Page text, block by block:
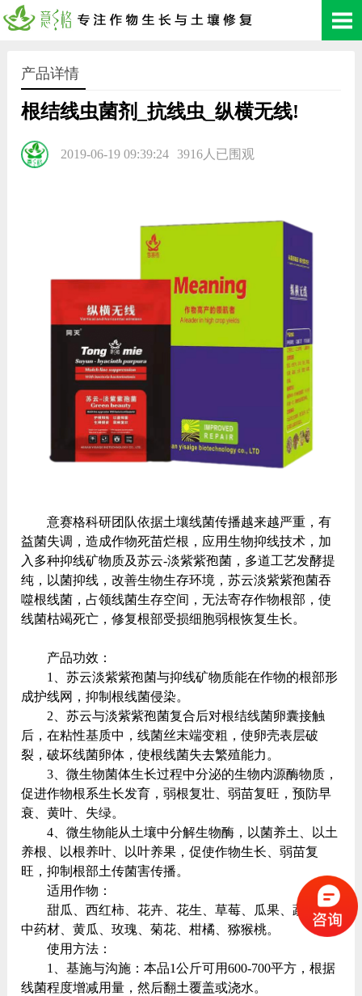
产品详情
根结线虫菌剂_抗线虫_纵横无线!
2019-06-19 09:39:24 3916人已围观
意赛格科研团队依据土壤线菌传播越来越严重，有
益菌失调，造成作物死苗烂根，应用生物抑线技术，加
入多种抑线矿物质及苏云-淡紫紫孢菌，多道工艺发酵提
纯，以菌抑线，改善生物生存环境，苏云淡紫紫孢菌吞
噬根线菌，占领线菌生存空间，无法寄存作物根部，使
线菌枯竭死亡，修复根部受损细胞弱根恢复生长。
产品功效：
1、苏云淡紫紫孢菌与抑线矿物质能在作物的根部形
成护线网，抑制根线菌侵染。
2、苏云与淡紫紫孢菌复合后对根结线菌卵囊接触
后，在粘性基质中，线菌丝末端变粗，使卵壳表层破
裂，破坏线菌卵体，使根线菌失去繁殖能力。
3、微生物菌体生长过程中分泌的生物内源酶物质，
促进作物根系生长发育，弱根复壮、弱苗复旺，预防早
衰、黄叶、失绿。
4、微生物能从土壤中分解生物酶，以菌养土、以土
养根、以根养叶、以叶养果，促使作物生长、弱苗复
旺，抑制根部土传菌害传播。
适用作物：
甜瓜、西红柿、花卉、花生、草莓、瓜果、蔬菜、
中药材、黄瓜、玫瑰、菊花、柑橘、猕猴桃。
使用方法：
1、基施与沟施：本品1公斤可用600-700平方，根据
线菌程度增减用量，然后翻土覆盖或浇水。